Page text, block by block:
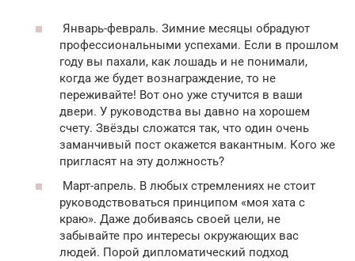
Январь-февраль. Зимние месяцы обрадуют
профессиональными успехами. Если в прошлом
году вы пахали, как лошадь и не понимали,
когда же будет вознаграждение, то не
переживайте! Вот оно уже стучится в ваши
двери. У руководства вы давно на хорошем
счету. Звёзды сложатся так, что один очень
заманчивый пост окажется вакантным. Кого же
пригласят на эту должность?
Март-апрель. В любых стремлениях не стоит
руководствоваться принципом «моя хата с
краю». Даже добиваясь своей цели, не
забывайте про интересы окружающих вас
людей. Порой дипломатический подход